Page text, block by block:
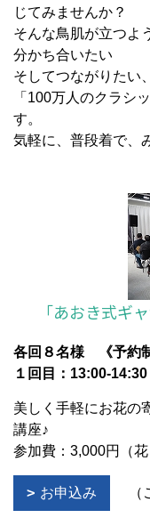
じてみませんか？
そんな鳥肌が立つよ
分かち合いたい
そしてつながりたい
「100万人のクラシ
す。
気軽に、普段着で、
「あおき式ギ
各回８名様 《予約
１回目：13:00-
美しく手軽にお花の
講座♪
参加費：3,000円（花
お申込み （